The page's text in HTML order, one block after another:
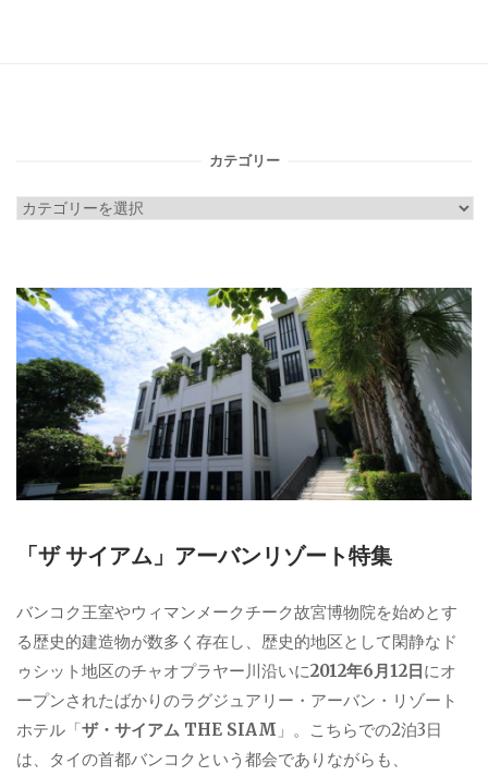
カテゴリー
カ
リ
ー
「ザ サイアム」アーバンリゾート特集
バンコク王室やウィマンメークチーク故宮博物院を始めとす
る歴史的建造物が数多く存在し、歴史的地区として閑静なド
ゥシット地区のチャオプラヤー川沿いに2012年6月12日にオ
ープンされたばかりのラグジュアリー・アーバン・リゾート
ホテル「ザ・サイアム THE SIAM 」。こちらでの2泊3日
は、タイの首都バンコクという都会でありながらも、